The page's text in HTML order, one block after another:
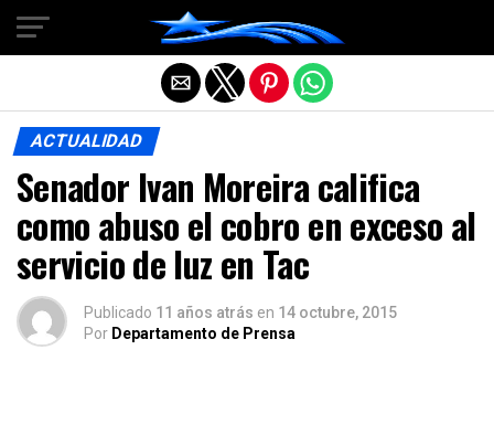
ACTUALIDAD
Senador Ivan Moreira califica
como abuso el cobro en exceso al
servicio de luz en Tac
Publicado 11 años atrás en 14 octubre, 2015
Por Departamento de Prensa
Salir de la versión móvil